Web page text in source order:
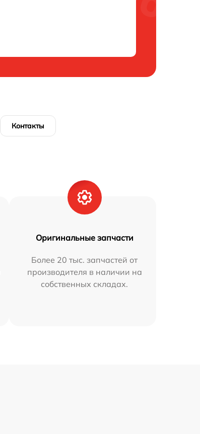
Контакты
Оригинальные запчасти
Более 20 тыс. запчастей от
производителя в наличии на
собственных складах.